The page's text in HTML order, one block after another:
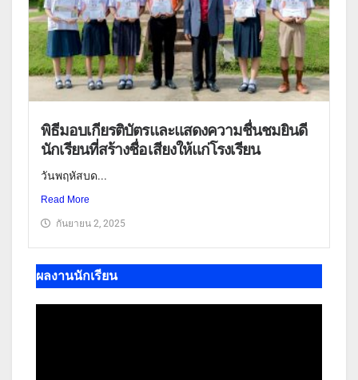
พิธีมอบเกียรติบัตรและแสดงความชื่นชมยินดี
นักเรียนที่สร้างชื่อเสียงให้แก่โรงเรียน
วันพฤหัสบด...
Read More
กันยายน 2, 2025
ผลงานนักเรียน